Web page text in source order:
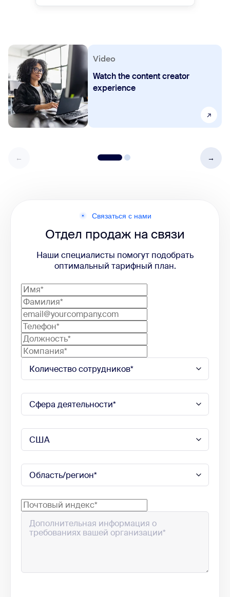
Video
Watch the content creator
experience
Связаться с нами
Отдел продаж на связи
Наши специалисты помогут подобрать
оптимальный тарифный план.